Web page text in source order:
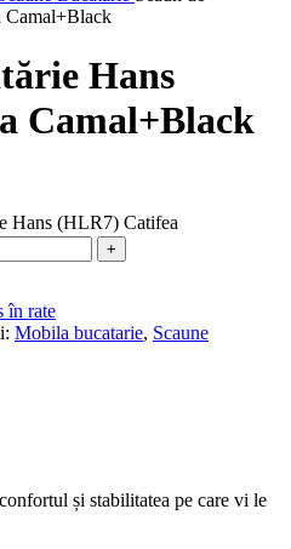
Camal+Black
Hans
Camal+Black
Hans (HLR7) Catifea
în rate
Mobila bucatarie, Scaune
și stabilitatea pe care vi le